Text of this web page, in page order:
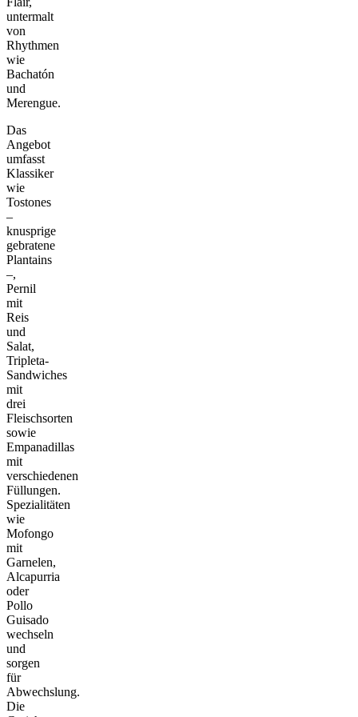
untermalt
von
Rhythmen
wie
Bachatón
und
Merengue.
Das
Angebot
umfasst
Klassiker
wie
Tostones
–
knusprige
gebratene
Plantains
–,
Pernil
mit
Reis
und
Salat,
Tripleta-
Sandwiches
mit
drei
Fleischsorten
sowie
Empanadillas
mit
verschiedenen
Füllungen.
Spezialitäten
wie
Mofongo
mit
Garnelen,
Alcapurria
oder
Pollo
Guisado
wechseln
und
sorgen
für
Abwechslung.
Die